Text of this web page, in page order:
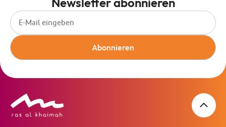
Abonnieren